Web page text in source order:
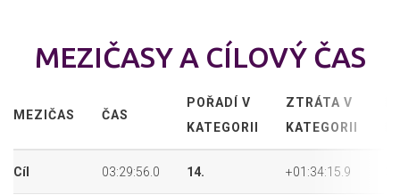
MEZIČASY A CÍLOVÝ ČAS
MEZIČAS ČAS
POŘADÍ V
KATEGORII
ZTRÁTA V
KATEGORII
Cíl 03:29:56.0 14. +01:34:15.9